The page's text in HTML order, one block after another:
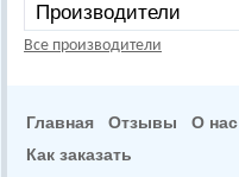
Все производители
Главная Отзывы
О нас
Как заказать